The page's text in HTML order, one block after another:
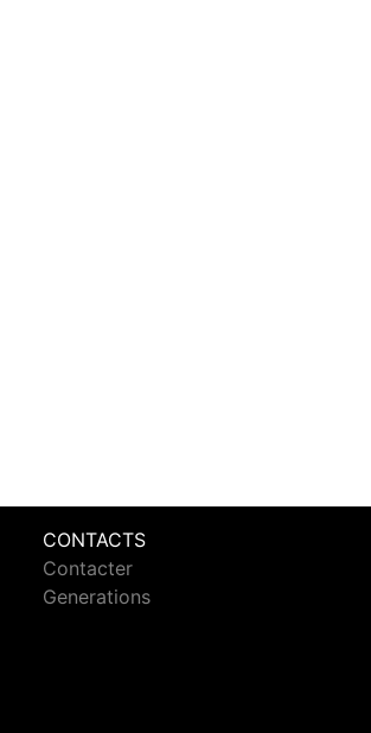
CONTACTS
Contacter
Generations